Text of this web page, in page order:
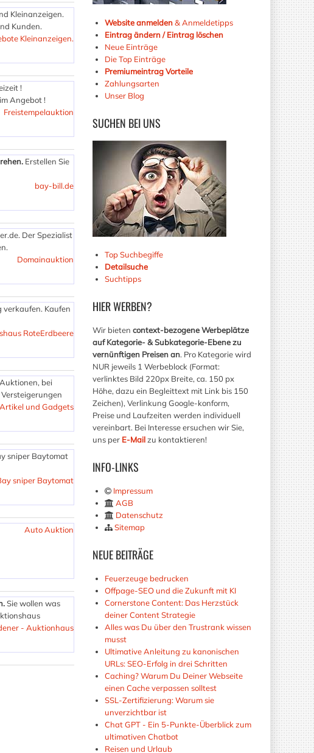
Website anmelden& Anmeldetipps
Eintrag ändern / Eintrag löschen
Neue Einträge
Die Top Einträge
Premiumeintrag Vorteile
Zahlungsarten
Unser Blog
SUCHEN BEI UNS
Top Suchbegiffe
Detailsuche
Suchtipps
HIERWERBEN?
Wir bieten context-bezogene Werbeplätze
auf Kategorie- & Subkategorie-Ebene zu
vernünftigen Preisen an. Pro Kategorie wird
NUR jeweils 1 Werbeblock (Format:
verlinktes Bild 220px Breite, ca. 150 px
Höhe, dazu ein Begleittext mit Link bis 150
Zeichen), Verlinkung Google-konform,
Preise und Laufzeiten werden individuell
vereinbart. Bei Interesse ersuchen wir Sie,
uns per E-Mailzu kontaktieren!
INFO-LINKS
Impressum
AGB
Datenschutz
Sitemap
NEUEBEITRÄGE
Feuerzeuge bedrucken
Offpage-SEO und die Zukunft mit KI
Cornerstone Content: Das Herzstück
deiner Content Strategie
Alles was Du über den Trustrank wissen
musst
Ultimative Anleitung zu kanonischen
URLs: SEO-Erfolg in drei Schritten
Caching? Warum Du Deiner Webseite
einen Cache verpassen solltest
SSL-Zertifizierung: Warum sie
unverzichtbar ist
Chat GPT - Ein 5-Punkte-Überblick zum
ultimativen Chatbot
Reisen und Urlaub
Kleinanzeigen.
Kunden.
Kleinanzeigen.
!
Angebot !
Freistempelauktion
Erstellen Sie
bay-bill.de
Der Spezialist
Domainauktion
Kaufen
RoteErdbeere
bei
und Gadgets
sniper Baytomat
sniper Baytomat
Auto Auktion
Sie wollen was
- Auktionhaus